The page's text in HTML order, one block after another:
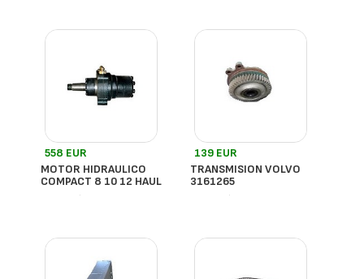
558 EUR
MOTOR HIDRAULICO
COMPACT 8 10 12 HAUL
- España
139 EUR
TRANSMISION VOLVO
3161265
- España